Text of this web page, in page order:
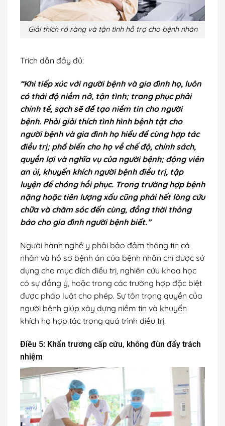
Giải thích rõ ràng và tận tình hỗ trợ cho bệnh nhân
Trích dẫn đầy đủ:
“Khi tiếp xúc với người bệnh và gia đình họ, luôn
có thái độ niềm nở, tận tình; trang phục phải
chỉnh tề, sạch sẽ để tạo niềm tin cho người
bệnh. Phải giải thích tình hình bệnh tật cho
người bệnh và gia đình họ hiểu để cùng hợp tác
điều trị; phổ biến cho họ về chế độ, chính sách,
quyền lợi và nghĩa vụ của người bệnh; động viên
an ủi, khuyến khích người bệnh điều trị, tập
luyện để chóng hồi phục. Trong trường hợp bệnh
nặng hoặc tiên lượng xấu cũng phải hết lòng cứu
chữa và chăm sóc đến cùng, đồng thời thông
báo cho gia đình người bệnh biết.”
Người hành nghề y phải bảo đảm thông tin cá
nhân và hồ sơ bệnh án của bệnh nhân chỉ được sử
dụng cho mục đích điều trị, nghiên cứu khoa học
có sự đồng ý, hoặc trong các trường hợp đặc biệt
được pháp luật cho phép. Sự tôn trọng quyền của
người bệnh giúp xây dựng niềm tin và khuyến
khích họ hợp tác trong quá trình điều trị.
Điều 5: Khẩn trương cấp cứu, không đùn đẩy trách
nhiệm